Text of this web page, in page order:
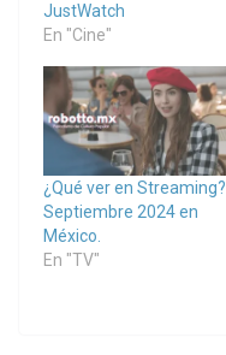
JustWatch
En "Cine"
¿Qué ver en Streaming?
Septiembre 2024 en
México.
En "TV"